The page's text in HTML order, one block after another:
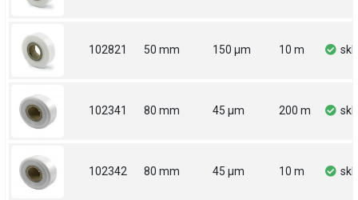
102821 50 mm 150 µm 10 m
102341 80 mm 45 µm 200 m
102342 80 mm 45 µm 10 m